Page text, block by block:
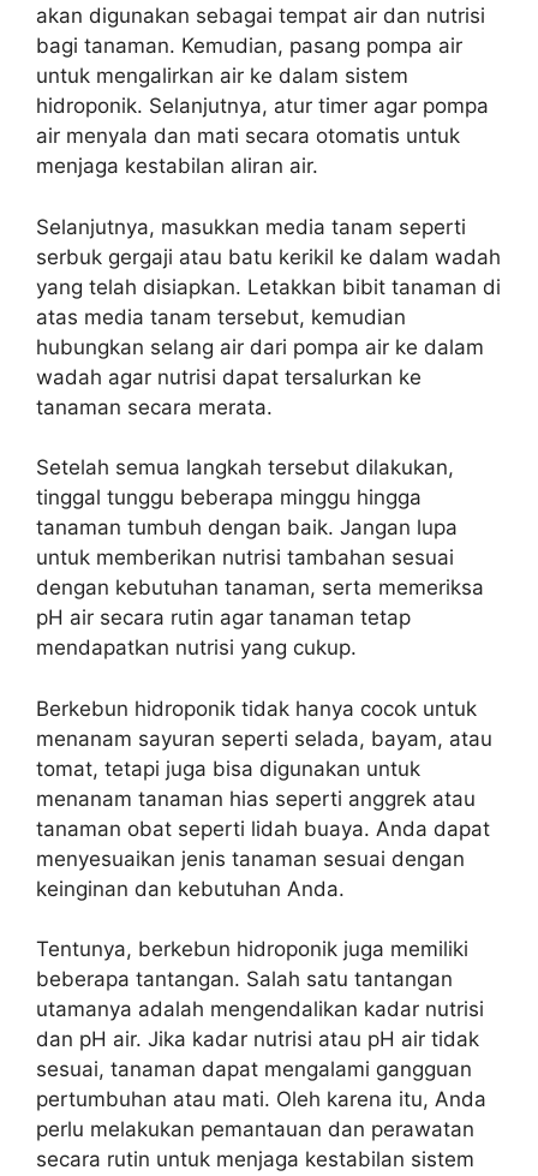
akan digunakan sebagai tempat air dan nutrisi
bagi tanaman. Kemudian, pasang pompa air
untuk mengalirkan air ke dalam sistem
hidroponik. Selanjutnya, atur timer agar pompa
air menyala dan mati secara otomatis untuk
menjaga kestabilan aliran air.
Selanjutnya, masukkan media tanam seperti
serbuk gergaji atau batu kerikil ke dalam wadah
yang telah disiapkan. Letakkan bibit tanaman di
atas media tanam tersebut, kemudian
hubungkan selang air dari pompa air ke dalam
wadah agar nutrisi dapat tersalurkan ke
tanaman secara merata.
Setelah semua langkah tersebut dilakukan,
tinggal tunggu beberapa minggu hingga
tanaman tumbuh dengan baik. Jangan lupa
untuk memberikan nutrisi tambahan sesuai
dengan kebutuhan tanaman, serta memeriksa
pH air secara rutin agar tanaman tetap
mendapatkan nutrisi yang cukup.
Berkebun hidroponik tidak hanya cocok untuk
menanam sayuran seperti selada, bayam, atau
tomat, tetapi juga bisa digunakan untuk
menanam tanaman hias seperti anggrek atau
tanaman obat seperti lidah buaya. Anda dapat
menyesuaikan jenis tanaman sesuai dengan
keinginan dan kebutuhan Anda.
Tentunya, berkebun hidroponik juga memiliki
beberapa tantangan. Salah satu tantangan
utamanya adalah mengendalikan kadar nutrisi
dan pH air. Jika kadar nutrisi atau pH air tidak
sesuai, tanaman dapat mengalami gangguan
pertumbuhan atau mati. Oleh karena itu, Anda
perlu melakukan pemantauan dan perawatan
secara rutin untuk menjaga kestabilan sistem